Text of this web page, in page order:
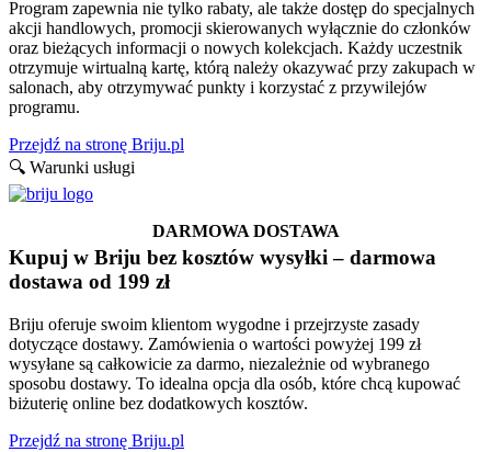
Program zapewnia nie tylko rabaty, ale także dostęp do specjalnych
akcji handlowych, promocji skierowanych wyłącznie do członków
oraz bieżących informacji o nowych kolekcjach. Każdy uczestnik
otrzymuje wirtualną kartę, którą należy okazywać przy zakupach w
salonach, aby otrzymywać punkty i korzystać z przywilejów
programu.
Przejdź na stronę Briju.pl
🔍 Warunki usługi
DARMOWA DOSTAWA
Kupuj w Briju bez kosztów wysyłki – darmowa
dostawa od 199 zł
Briju oferuje swoim klientom wygodne i przejrzyste zasady
dotyczące dostawy. Zamówienia o wartości powyżej 199 zł
wysyłane są całkowicie za darmo, niezależnie od wybranego
sposobu dostawy. To idealna opcja dla osób, które chcą kupować
biżuterię online bez dodatkowych kosztów.
Przejdź na stronę Briju.pl